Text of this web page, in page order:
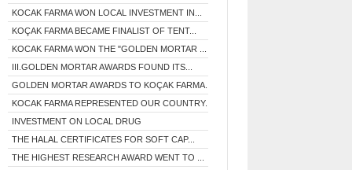
KOCAK FARMA WON LOCAL INVESTMENT IN...
KOÇAK FARMA BECAME FINALIST OF TENT...
KOCAK FARMA WON THE "GOLDEN MORTAR ...
III.GOLDEN MORTAR AWARDS FOUND ITS...
GOLDEN MORTAR AWARDS TO KOÇAK FARMA...
KOCAK FARMA REPRESENTED OUR COUNTRY...
INVESTMENT ON LOCAL DRUG
THE HALAL CERTIFICATES FOR SOFT CAP...
THE HIGHEST RESEARCH AWARD WENT TO ...